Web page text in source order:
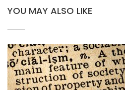
YOU MAY ALSO LIKE